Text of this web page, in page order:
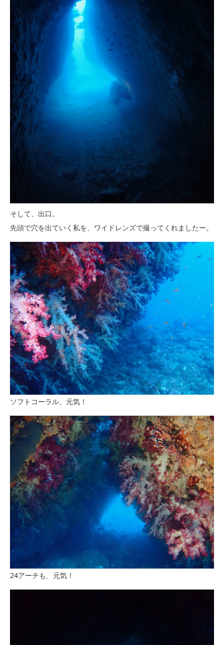
そして、出口。
先頭で穴を出ていく私を、ワイドレンズで撮ってくれましたー。
ソフトコーラル、元気！
24アーチも、元気！